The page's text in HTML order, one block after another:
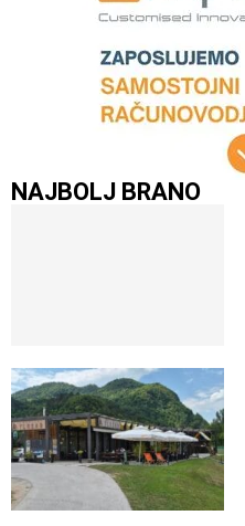
NAJBOLJ BRANO